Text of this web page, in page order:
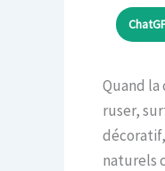
Quand
ruser,
naturels